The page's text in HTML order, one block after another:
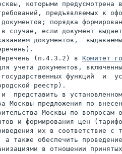
которыми предусмотрена
предъявляемых к
порядка
случае, если документ
документов,
(п.4.3.2) в
Комитет
учета документов,
функций  и
реестр).
представить в
Москвы предложения по
Москвы по вопросам
и формирования цен
их в соответствие с
а также обеспечить
в отношении